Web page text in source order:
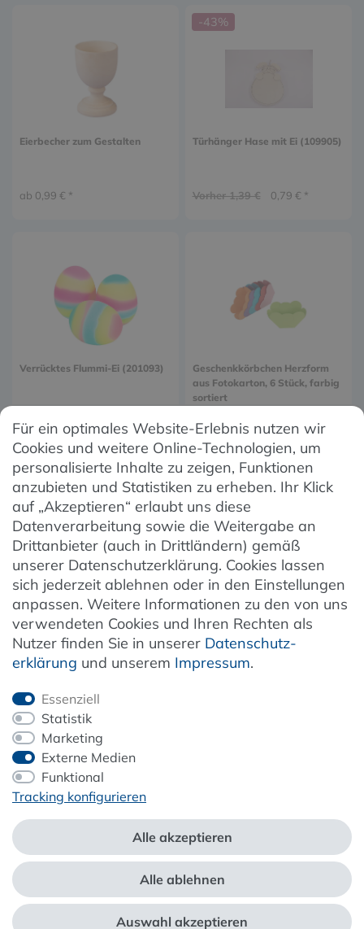
Eierbecher zum Gestalten
ab 0,99 € *
-43%
Türhänger Hase mit Ei (109905)
Vorher 1,39 € 0,79 € *
Verrücktes Flummi-Ei (201093)
ab 0,89 € *
Geschenkkörbchen Herzform
aus Fotokarton, 6 Stück, farbig
sortiert
4,99 € *
1 2
Kundenservice
Unternehmen & Service
Information
Newsletter
ZAHLUNG & VERSAND
*Alle Preise inkl. der gesetzl. MwSt. zzgl.Service- und Versandkosten
Für ein optimales Website-Erlebnis nutzen wir
Cookies und weitere Online-Technologien, um
personalisierte Inhalte zu zeigen, Funktionen
anzubieten und Statistiken zu erheben. Ihr Klick
auf „Akzeptieren“ erlaubt uns diese
Datenverarbeitung sowie die Weitergabe an
Drittanbieter (auch in Drittländern) gemäß
unserer Datenschutzerklärung. Cookies lassen
sich jederzeit ablehnen oder in den Einstellungen
anpassen. Weitere Informationen zu den von uns
verwendeten Cookies und Ihren Rechten als
Nutzer finden Sie in unserer Daten­schutz­
erklärung und unserem Impressum.
Essenziell
Statistik
Marketing
Externe Medien
Funktional
Tracking konfigurieren
Alle akzeptieren
Alle ablehnen
Auswahl akzeptieren